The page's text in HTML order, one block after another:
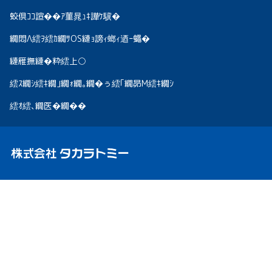
蛟倶ｺｺ諠��ｱ菫晁ｭｷ譁ｹ驥�
繝悶Λ繧ｦ繧ｶ繝ｻOS縺ｮ謗ｨ螂ｨ迺ｰ蠅�
縺雁撫縺�粋繧上○
繧ｽ繝ｼ繧ｷ繝｣繝ｫ繝｡繝�ぅ繧｢繝昴Μ繧ｷ繝ｼ
繧ｵ繧､繝医�繝��